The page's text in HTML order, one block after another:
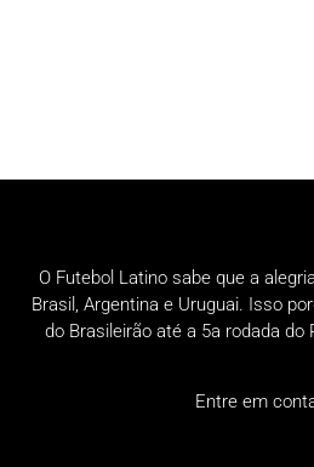
O Futebol Latino sabe que a
Brasil, Argentina e Uruguai. Isso
do Brasileirão até a 5a rodada
Entre em